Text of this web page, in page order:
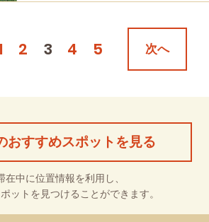
2 3 4 5 次へ
おすすめスポットを見る
在中に位置情報を利用し、
ットを見つけることができます。